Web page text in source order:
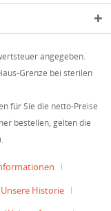
angegeben.
Grenze bei sterilen
für Sie die netto-Preise
bestellen, gelten die
Unsere Historie